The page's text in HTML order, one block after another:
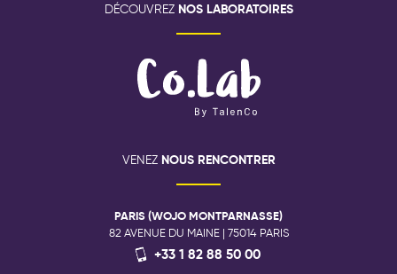
DÉCOUVREZ NOS LABORATOIRES
VENEZ NOUS RENCONTRER
PARIS (WOJO MONTPARNASSE)
82 AVENUE DU MAINE | 75014 PARIS
+33 1 82 88 50 00